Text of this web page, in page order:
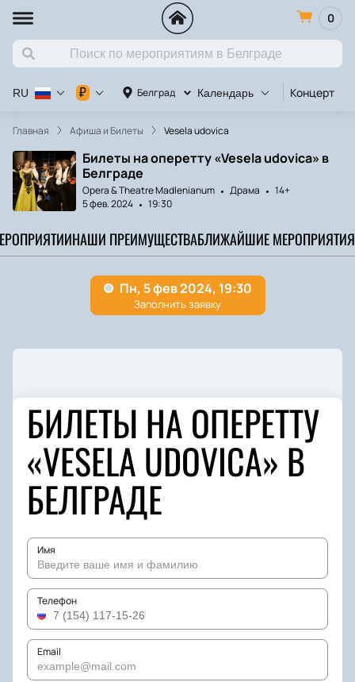
0
Белград Календарь Концерт
RU ₽
Главная Афиша и Билеты Vesela udovica
Билеты на оперетту «Vesela udovica» в
Белграде
Opera & Theatre Madlenianum Драма
14+
5 фев. 2024
19:30
НАШИ ПРЕИМУЩЕСТВАБЛИЖАЙШИЕ МЕРОПРИЯТИЯ
БИЛЕТЫ НА ОПЕРЕТТУ
«VESELA UDOVICA» В
БЕЛГРАДЕ
Имя
Телефон
Email